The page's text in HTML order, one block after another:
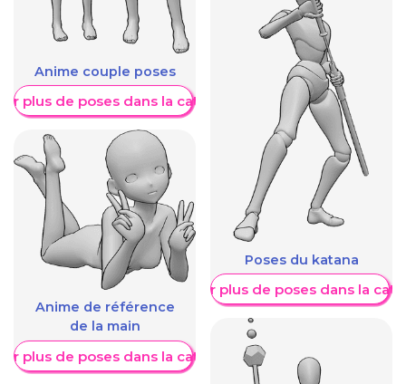
Anime couple poses
plus de poses dans la catégorie
Anime de référence
de la main
plus de poses dans la catégorie
Poses du katana
Afficher plus de poses dans la